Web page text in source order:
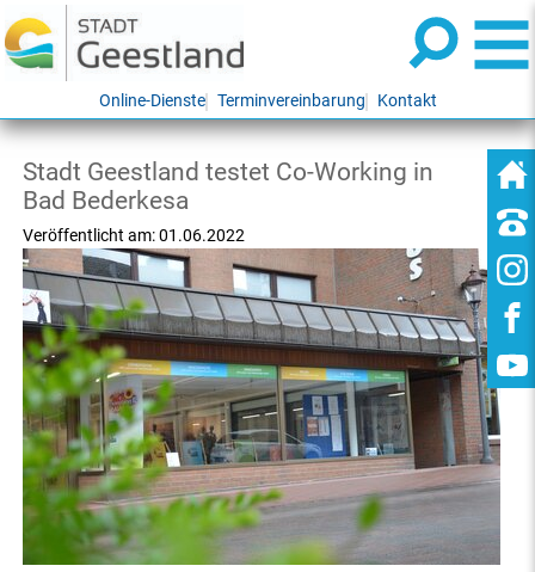
Online-Dienste Terminvereinbarung Kontakt
Stadt Geestland testet Co-Working in
Bad Bederkesa
Veröffentlicht am:01.06.2022